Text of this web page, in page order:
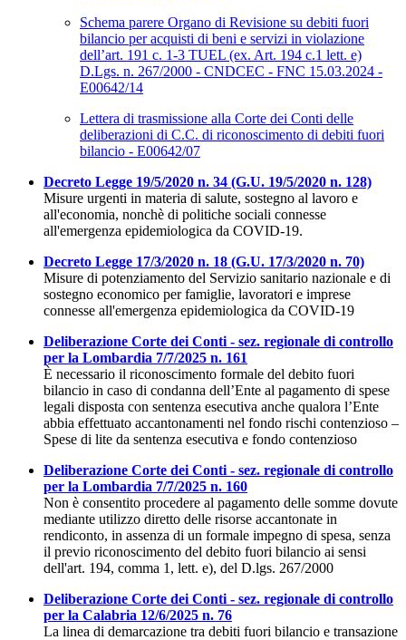
Schema parere Organo di Revisione su debiti fuori
bilancio per acquisti di beni e servizi in violazione
dell’art. 191 c. 1-3 TUEL (ex. Art. 194 c.1 lett. e)
D.Lgs. n. 267/2000 - CNDCEC - FNC 15.03.2024 -
E00642/14
Lettera di trasmissione alla Corte dei Conti delle
deliberazioni di C.C. di riconoscimento di debiti fuori
bilancio - E00642/07
Decreto Legge 19/5/2020 n. 34 (G.U. 19/5/2020 n. 128)
Misure urgenti in materia di salute, sostegno al lavoro e
all'economia, nonchè di politiche sociali connesse
all'emergenza epidemiologica da COVID-19.
Decreto Legge 17/3/2020 n. 18 (G.U. 17/3/2020 n. 70)
Misure di potenziamento del Servizio sanitario nazionale e di
sostegno economico per famiglie, lavoratori e imprese
connesse all'emergenza epidemiologica da COVID-19
Deliberazione Corte dei Conti - sez. regionale di controllo
per la Lombardia 7/7/2025 n. 161
È necessario il riconoscimento formale del debito fuori
bilancio in caso di condanna dell’Ente al pagamento di spese
legali disposta con sentenza esecutiva anche qualora l’Ente
abbia effettuato accantonamenti nel fondo rischi contenzioso –
Spese di lite da sentenza esecutiva e fondo contenzioso
Deliberazione Corte dei Conti - sez. regionale di controllo
per la Lombardia 7/7/2025 n. 160
Non è consentito procedere al pagamento delle somme dovute
mediante utilizzo diretto delle risorse accantonate in
rendiconto, in assenza di un formale impegno di spesa, senza
il previo riconoscimento del debito fuori bilancio ai sensi
dell'art. 194, comma 1, lett. e), del D.lgs. 267/2000
Deliberazione Corte dei Conti - sez. regionale di controllo
per la Calabria 12/6/2025 n. 76
La linea di demarcazione tra debiti fuori bilancio e transazione